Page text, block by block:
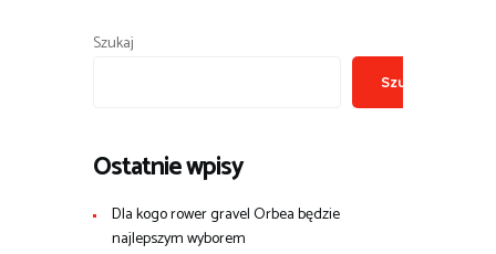
Szukaj
Szukaj
Ostatnie wpisy
Dla kogo rower gravel Orbea będzie
najlepszym wyborem